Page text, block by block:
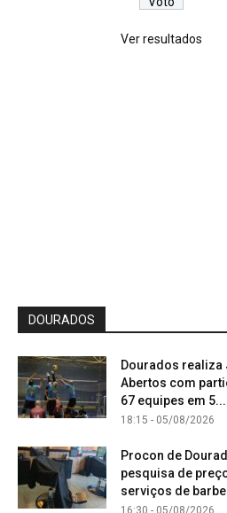
Ver resultados
DOURADOS
Dourados realiza
Abertos com
67 equipes em 5...
18:15 - 05/08/2026
Procon de
pesquisa de
serviços de
16:30 - 05/08/2026